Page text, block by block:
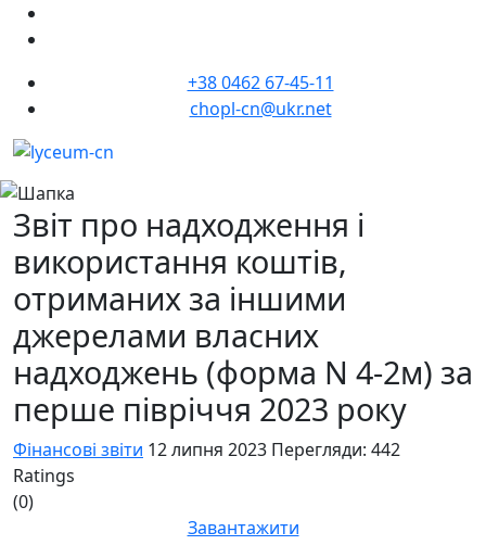
+38 0462 67-45-11
chopl-cn@ukr.net
Звіт про надходження і
використання коштів,
отриманих за іншими
джерелами власних
надходжень (форма N 4-2м) за
перше півріччя 2023 року
Фінансові звіти 12 липня 2023 Перегляди: 442
Ratings
(0)
Завантажити